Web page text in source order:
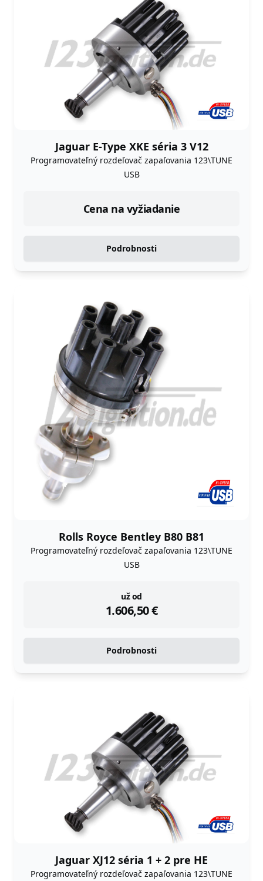
Jaguar E-Type XKE séria 3 V12
Programovateľný rozdeľovač zapaľovania 123\TUNE
USB
Cena na vyžiadanie
Podrobnosti
Rolls Royce Bentley B80 B81
Programovateľný rozdeľovač zapaľovania 123\TUNE
USB
už od
1.606,50€
instock
Podrobnosti
Jaguar XJ12 séria 1 + 2 pre HE
Programovateľný rozdeľovač zapaľovania 123\TUNE